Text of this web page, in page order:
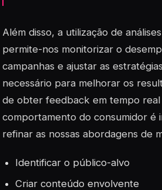
Além disso, a utilização de
permite-nos monitorizar o
campanhas e ajustar as
necessário para melhorar os
de obterfeedback em tempo
comportamento do consumidor é
refinar as nossas abordagens de
Identificar o público-alvo
Criar conteúdo envolvente